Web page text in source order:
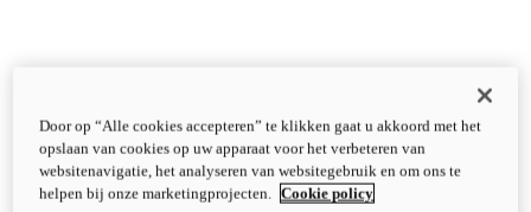
Door op “Alle cookies accepteren” te klikken gaat u akkoord met het
opslaan van cookies op uw apparaat voor het verbeteren van
websitenavigatie, het analyseren van websitegebruik en om ons te
helpen bij onze marketingprojecten.
Cookie policy